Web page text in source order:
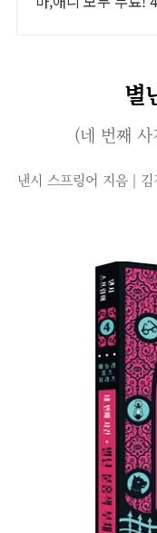
별
(네 번째
낸시 스프링어 지음 |